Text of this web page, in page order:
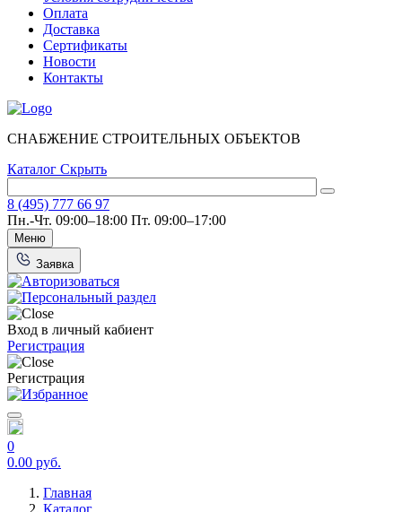
Оплата
Доставка
Сертификаты
Новости
Контакты
СНАБЖЕНИЕ СТРОИТЕЛЬНЫХ ОБЪЕКТОВ
Каталог Скрыть
8 (495) 777 66 97
Пн.-Чт. 09:00–18:00 Пт. 09:00–17:00
Меню
Заявка
Вход в личный кабиент
Регистрация
Регистрация
0
0.00 руб.
Главная
Каталог